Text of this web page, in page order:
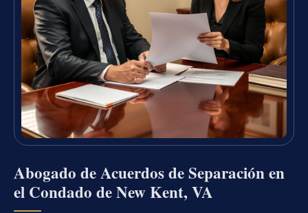
Abogado de Acuerdos de Separación en
el Condado de New Kent, VA